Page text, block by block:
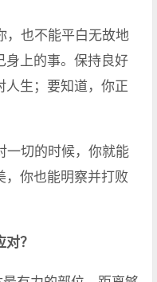
，也不能平白无故地
身上的事。保持良好
人生；要知道，你正
一切的时候，你就能
，你也能明察并打败
？